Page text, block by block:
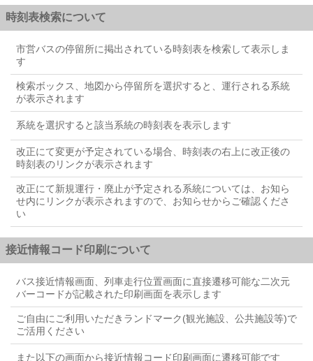
時刻表検索について
市営バスの停留所に掲出されている時刻表を検索して表示しま
す
検索ボックス、地図から停留所を選択すると、運行される系統
が表示されます
系統を選択すると該当系統の時刻表を表示します
改正にて変更が予定されている場合、時刻表の右上に改正後の
時刻表のリンクが表示されます
改正にて新規運行・廃止が予定される系統については、お知ら
せ内にリンクが表示されますので、お知らせからご確認くださ
い
接近情報コード印刷について
バス接近情報画面、列車走行位置画面に直接遷移可能な二次元
バーコードが記載された印刷画面を表示します
ご自由にご利用いただきランドマーク(観光施設、公共施設等)で
ご活用ください
また以下の画面から接近情報コード印刷画面に遷移可能です